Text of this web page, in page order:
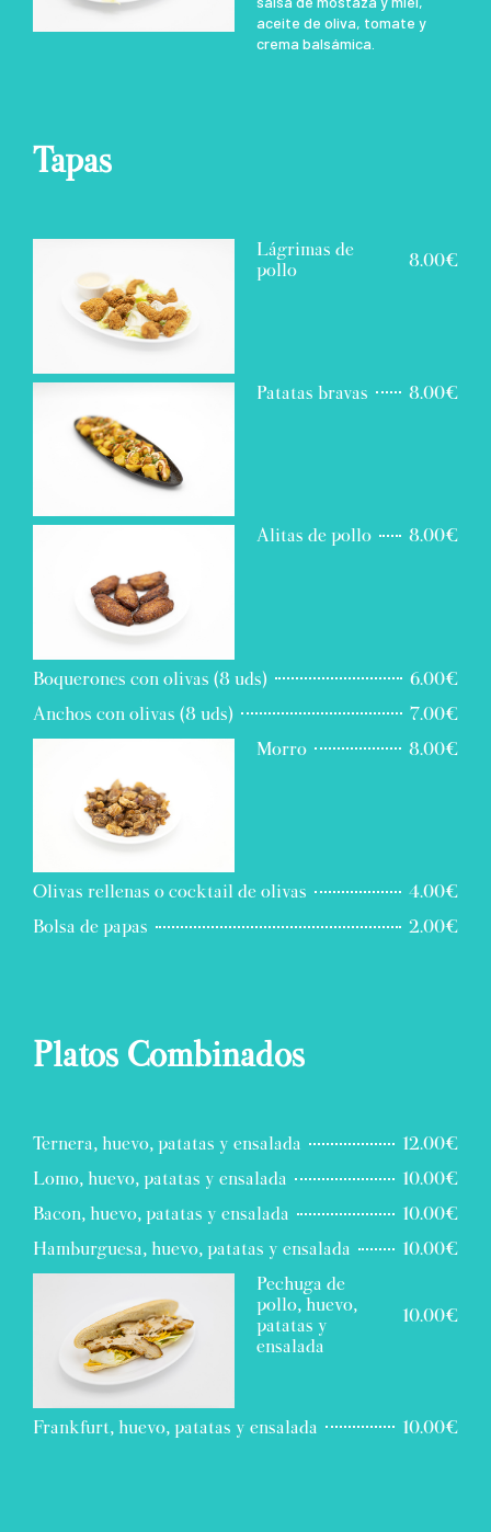
aceite de oliva, tomate y
crema balsámica.
Tapas
Lágrimas de
pollo
8.00€
Patatas bravas 8.00€
Alitas de pollo 8.00€
Boquerones con olivas (8 uds)
6.00€
Anchos con olivas (8 uds)
7.00€
Morro
8.00€
Olivas rellenas o cocktail de olivas
4.00€
Bolsa de papas
2.00€
Platos Combinados
Ternera, huevo, patatas y ensalada
12.00€
Lomo, huevo, patatas y ensalada
10.00€
Bacon, huevo, patatas y ensalada
10.00€
Hamburguesa, huevo, patatas y ensalada
10.00€
Pechuga de
pollo, huevo,
patatas y
ensalada
10.00€
Frankfurt, huevo, patatas y ensalada 10.00€